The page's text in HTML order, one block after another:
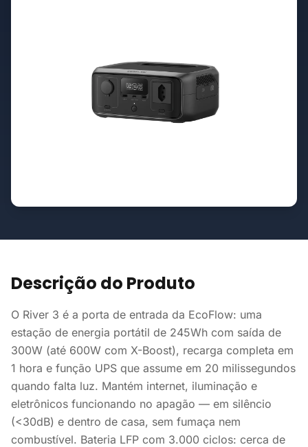
Descrição do Produto
O River 3 é a porta de entrada da EcoFlow: uma
estação de energia portátil de 245Wh com saída de
300W (até 600W com X-Boost), recarga completa em
1 hora e função UPS que assume em 20 milissegundos
quando falta luz. Mantém internet, iluminação e
eletrônicos funcionando no apagão — em silêncio
(<30dB) e dentro de casa, sem fumaça nem
combustível. Bateria LFP com 3.000 ciclos: cerca de